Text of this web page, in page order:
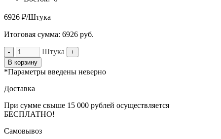
6926 ₽/Штука
Итоговая сумма: 6926 руб.
- Штука
+
В корзину
*Параметры введены неверно
Доставка
При сумме свыше 15 000 рублей осуществляется
БЕСПЛАТНО!
Самовывоз